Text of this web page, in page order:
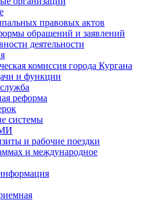
правовых актов
обращений и заявлений
деятельности
комиссия города Кургана
и функции
реформа
системы
и рабочие поездки
и международное